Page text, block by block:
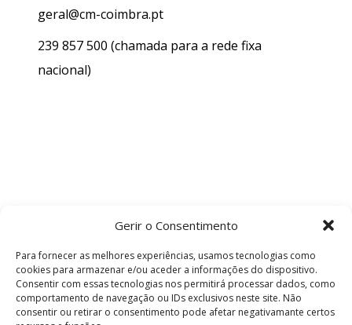
Gerir o Consentimento
Para fornecer as melhores experiências, usamos tecnologias como
cookies para armazenar e/ou aceder a informações do dispositivo.
Consentir com essas tecnologias nos permitirá processar dados, como
comportamento de navegação ou IDs exclusivos neste site. Não
consentir ou retirar o consentimento pode afetar negativamante certos
geral@cm-coimbra.pt
239 857 500 (chamada para a rede fixa
nacional)